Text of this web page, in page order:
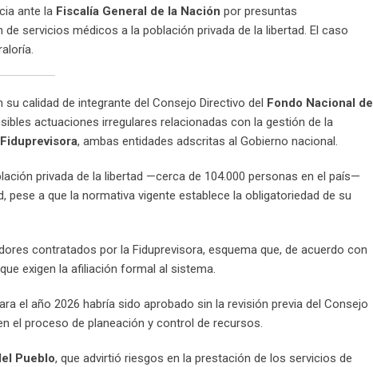
ante la Fiscalía General de la Nación por presuntas
servicios médicos a la población privada de la libertad. El caso
calidad de integrante del Consejo Directivo del Fondo Nacional de
actuaciones irregulares relacionadas con la gestión de la
Fiduprevisora, ambas entidades adscritas al Gobierno nacional.
privada de la libertad —cerca de 104.000 personas en el país—
pese a que la normativa vigente establece la obligatoriedad de su
contratados por la Fiduprevisora, esquema que, de acuerdo con
exigen la afiliación formal al sistema.
el año 2026 habría sido aprobado sin la revisión previa del Consejo
el proceso de planeación y control de recursos.
Pueblo, que advirtió riesgos en la prestación de los servicios de